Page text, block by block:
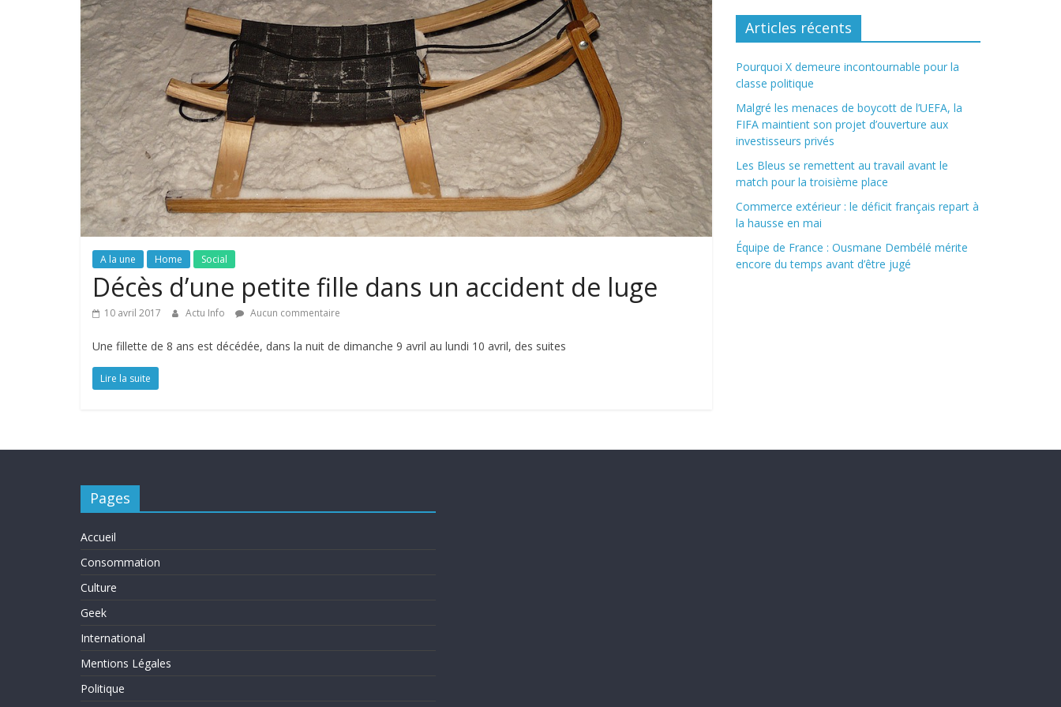
A la une Home Social
Décès d’une petite fille dans un accident de luge
10 avril 2017 Actu Info Aucun commentaire
Une fillette de 8 ans est décédée, dans la nuit de dimanche 9 avril au lundi 10 avril, des suites
Lire la suite
Articles récents
Pourquoi X demeure incontournable pour la
classe politique
Malgré les menaces de boycott de l’UEFA, la
FIFA maintient son projet d’ouverture aux
investisseurs privés
Les Bleus se remettent au travail avant le
match pour la troisième place
Commerce extérieur : le déficit français repart à
la hausse en mai
Équipe de France : Ousmane Dembélé mérite
encore du temps avant d’être jugé
Pages
Accueil
Consommation
Culture
Geek
International
Mentions Légales
Politique